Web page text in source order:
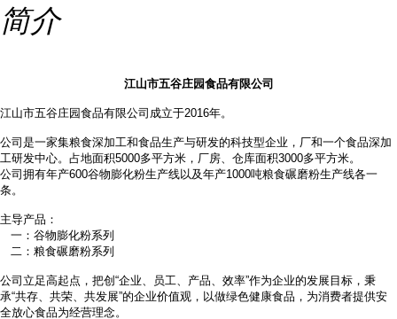
简介
江山市五谷庄园食品有限公司
江山市五谷庄园食品有限公司成立于2016年。
公司是一家集粮食深加工和食品生产与研发的科技型企业，厂和一个食品深加
工研发中心。占地面积5000多平方米，厂房、仓库面积3000多平方米。
公司拥有年产600谷物膨化粉生产线以及年产1000吨粮食碾磨粉生产线各一
条。
主导产品：
一：谷物膨化粉系列
二：粮食碾磨粉系列
公司立足高起点，把创 “企业、员工、产品、效率”作为企业的发展目标，秉
承“共存、共荣、共发展”的企业价值观，以做绿色健康食品，为消费者提供安
全放心食品为经营理念。